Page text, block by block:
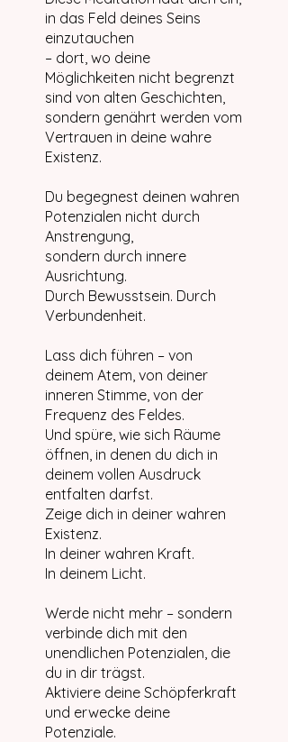
in das Feld deines Seins
einzutauchen
– dort, wo deine
Möglichkeiten nicht begrenzt
sind von alten Geschichten,
sondern genährt werden vom
Vertrauen in deine wahre
Existenz.
Du begegnest deinen wahren
Potenzialen nicht durch
Anstrengung,
sondern durch innere
Ausrichtung.
Durch Bewusstsein. Durch
Verbundenheit.
Lass dich führen – von
deinem Atem, von deiner
inneren Stimme, von der
Frequenz des Feldes.
Und spüre, wie sich Räume
öffnen, in denen du dich in
deinem vollen Ausdruck
entfalten darfst.
Zeige dich in deiner wahren
Existenz.
In deiner wahren Kraft.
In deinem Licht.
Werde nicht mehr – sondern
verbinde dich mit den
unendlichen Potenzialen, die
du in dir trägst.
Aktiviere deine Schöpferkraft
und erwecke deine
Potenziale.